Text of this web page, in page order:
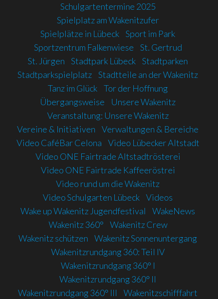
Schulgartentermine 2025
Spielplatz am Wakenitzufer
Spielplätze in Lübeck Sport im Park
Sportzentrum Falkenwiese
St. Gertrud
St. Jürgen
Stadtpark Lübeck Stadtparken
Stadtparkspielplatz Stadtteile an der Wakenitz
Tanz im Glück Tor der Hoffnung
Übergangsweise
Unsere Wakenitz
Veranstaltung: Unsere Wakenitz
Vereine & Initiativen
Verwaltungen & Bereiche
Video CaféBar Celona
Video Lübecker Altstadt
Video ONE Fairtrade Altstadtrösterei
Video ONE Fairtrade Kaffeeröstrei
Video rund um die Wakenitz
Video Schulgarten Lübeck Videos
Wake up Wakenitz Jugendfestival
WakeNews
Wakenitz 360°
Wakenitz Crew
Wakenitz schützen
Wakenitz Sonnenuntergang
Wakenitzrundgang 360: Teil IV
Wakenitzrundgang 360° I
Wakenitzrundgang 360° II
Wakenitzrundgang 360° III
Wakenitzschifffahrt